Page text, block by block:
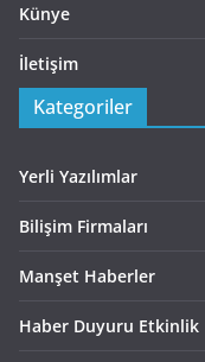
Künye
İletişim
Kategoriler
Yerli Yazılımlar
Bilişim Firmaları
Manşet Haberler
Haber Duyuru Etkinlik